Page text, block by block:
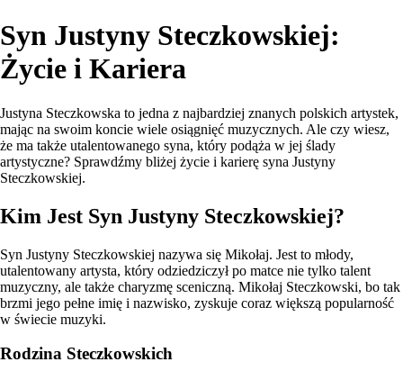
Syn Justyny Steczkowskiej:
Życie i Kariera
Justyna Steczkowska to jedna z najbardziej znanych polskich artystek,
mając na swoim koncie wiele osiągnięć muzycznych. Ale czy wiesz,
że ma także utalentowanego syna, który podąża w jej ślady
artystyczne? Sprawdźmy bliżej życie i karierę syna Justyny
Steczkowskiej.
Kim Jest Syn Justyny Steczkowskiej?
Syn Justyny Steczkowskiej nazywa się Mikołaj. Jest to młody,
utalentowany artysta, który odziedziczył po matce nie tylko talent
muzyczny, ale także charyzmę sceniczną. Mikołaj Steczkowski, bo tak
brzmi jego pełne imię i nazwisko, zyskuje coraz większą popularność
w świecie muzyki.
Rodzina Steczkowskich